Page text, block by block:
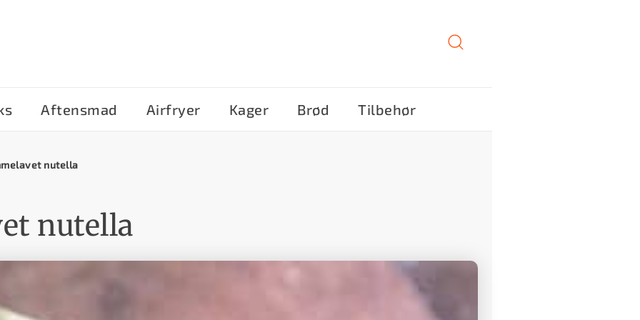
Aftensmad Airfryer Kager Brød Tilbehør
nutella
nutella